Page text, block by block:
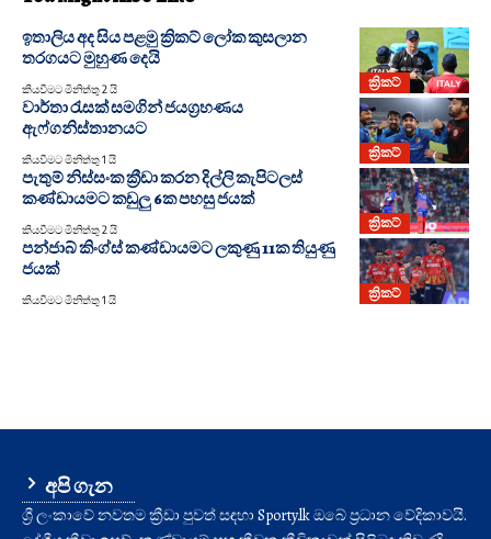
ක්‍රිකට්
ඉතාලිය අද සිය පළමු ක්‍රිකට් ලෝක කුසලාන
තරගයට මුහුණ දෙයි
කියවීමට මිනිත්තු 2 යි
ක්‍රිකට්
වාර්තා රැසක් සමගින් ජයග්‍රහණය
ඇෆ්ගනිස්තානයට
කියවීමට මිනිත්තු 1 යි
ක්‍රිකට්
පැතුම් නිස්සංක ක්‍රීඩා කරන දිල්ලි කැපිටලස්
කණ්ඩායමට කඩුලු 6ක පහසු ජයක්
කියවීමට මිනිත්තු 2 යි
ක්‍රිකට්
පන්ජාබ් කිංග්ස් කණ්ඩායමට ලකුණු 11ක තියුණු
ජයක්
කියවීමට මිනිත්තු 1 යි
අපි ගැන
ශ්‍රී ලංකාවේ නවතම ක්‍රීඩා පුවත් සඳහා Sporty.lk ඔබේ ප්‍රධාන වේදිකාවයි.